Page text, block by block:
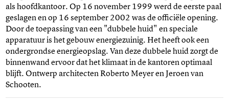
als hoofdkantoor. Op 16 november 1999 werd de eerste paal
geslagen en op 16 september 2002 was de officiële opening.
Door de toepassing van een "dubbele huid" en speciale
apparatuur is het gebouw energiezuinig. Het heeft ook een
ondergrondse energieopslag. Van deze dubbele huid zorgt de
binnenwand ervoor dat het klimaat in de kantoren optimaal
blijft. Ontwerp architecten Roberto Meyer en Jeroen van
Schooten.